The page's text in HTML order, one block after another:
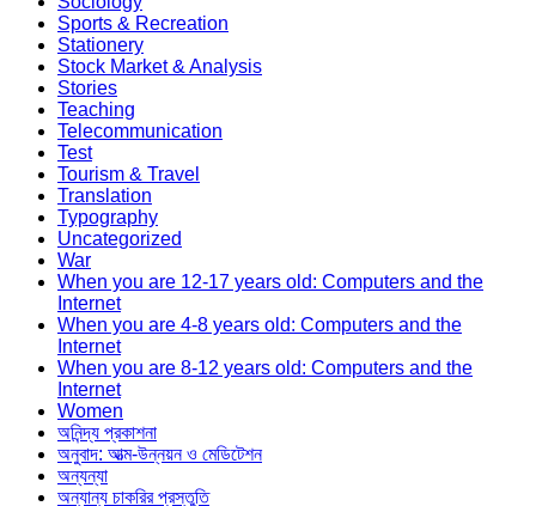
Sports & Recreation
Stationery
Stock Market & Analysis
Stories
Teaching
Telecommunication
Test
Tourism & Travel
Translation
Typography
Uncategorized
War
When you are 12-17 years old: Computers and the
Internet
When you are 4-8 years old: Computers and the
Internet
When you are 8-12 years old: Computers and the
Internet
Women
অনিন্দ্য প্রকাশনা
অনুবাদ: আত্ম-উন্নয়ন ও মেডিটেশন
অন্যন্যা
অন্যান্য চাকরির প্রস্তুতি